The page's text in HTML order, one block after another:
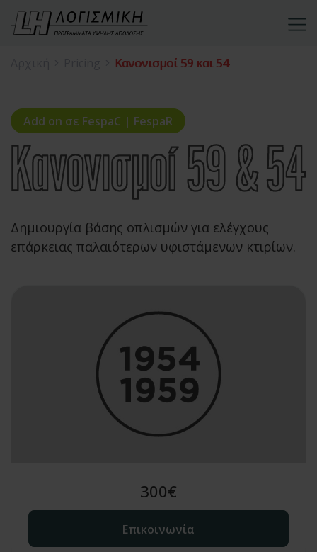
Κανονισμοί 59 και 54
Add on σε FespaC | FespaR
Δημιουργία βάσης οπλισμών για ελέγχους
επάρκειας παλαιότερων υφιστάμενων κτιρίων.
300€
Επικοινωνία